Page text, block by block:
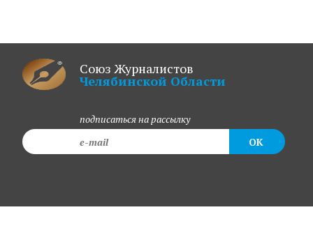
Союз Журналистов
Челябинской Области
подписаться на рассылку